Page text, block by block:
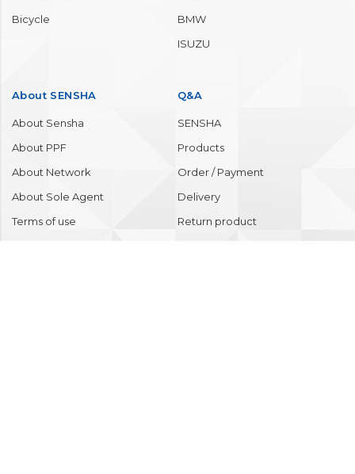
Bicycle
BMW
ISUZU
About SENSHA
About Sensha
About PPF
About Network
About Sole Agent
Terms of use
Q&A
SENSHA
Products
Order / Payment
Delivery
Return product